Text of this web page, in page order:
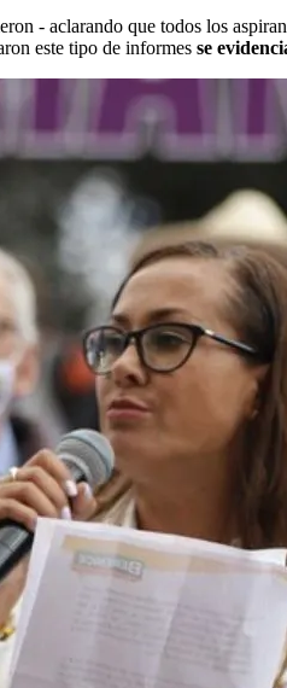
- aclarando que todos los
este tipo de informes se